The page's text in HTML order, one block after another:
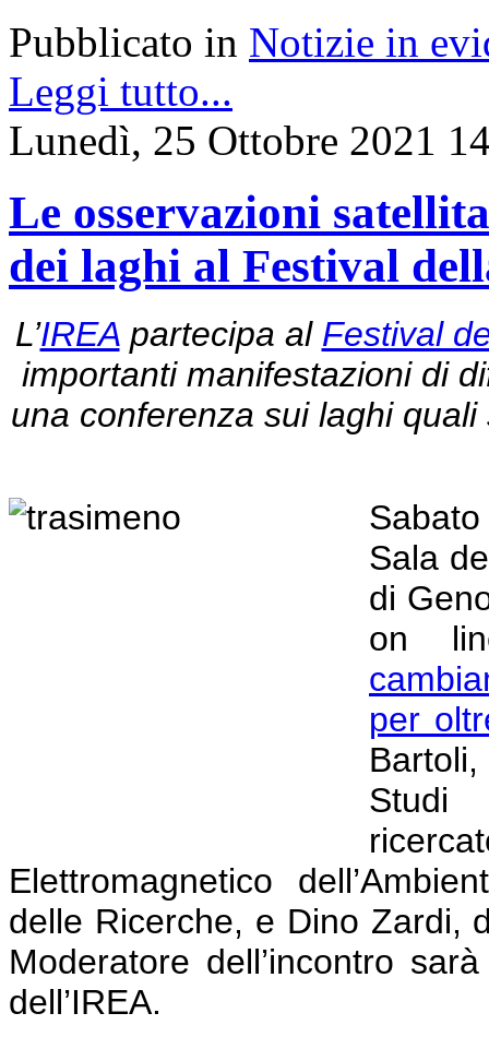
Pubblicato in Notizie in
Leggi tutto...
Lunedì, 25 Ottobre 2021
Le osservazioni
dei laghi al Festival
L’IREApartecipa al Festival
importanti manifestazioni di
una conferenza sui laghi
Sala
di
on
per
Elettromagnetico
delle Ricerche, e Dino Zardi,
Moderatore dell’incontro
dell’IREA.